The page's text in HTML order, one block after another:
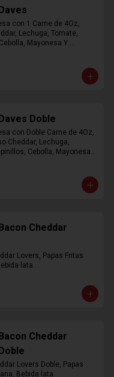
con 1 Carne de 4Oz,
Lechuga, Tomate,
Mayonesa Y
Doble
con Doble Carne de 4Oz,
Cheddar, Lechuga,
Cebolla, Mayonesa y
Cheddar
Lovers, Papas Fritas
lata.
Cheddar
Lovers Doble, Papas
Bebida lata.